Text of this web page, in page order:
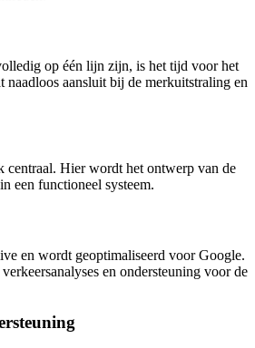
op één lijn zijn, is het tijd voor het
naadloos aansluit bij de merkuitstraling en
centraal. Hier wordt het ontwerp van de
een functioneel systeem.
en wordt geoptimaliseerd voor Google.
en ondersteuning voor de